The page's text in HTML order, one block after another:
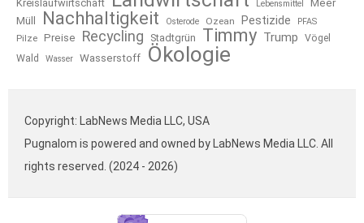
Kreislaufwirtschaft Lebensmittel
Meer
Müll
Nachhaltigkeit Osterode Ozean Pestizide PFAS
Pilze Preise Recycling Stadtgrün Timmy Trump
Vögel
Wald
Wasser Wasserstoff Ökologie
Copyright: LabNews Media LLC, USA
Pugnalom is powered and owned by LabNews Media LLC. All
rights reserved. (2024 - 2026)